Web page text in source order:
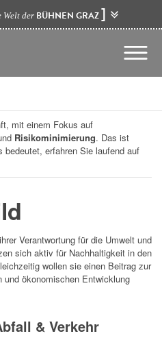
Welt der BÜHNEN GRAZ]
mit einem Fokus auf
Risikominimierung. Das ist
bedeutet, erfahren Sie laufend auf
Verantwortung für die Umwelt und
sich aktiv für Nachhaltigkeit in den
wollen sie einen Beitrag zur
und ökonomischen Entwicklung
& Verkehr